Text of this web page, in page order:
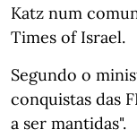
Katz num
Times of Israel.
Segundo o
conquistas das
a ser mantidas".